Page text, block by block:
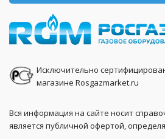
Исключительно
магазине Rosgazmarket.ru
Вся информация на сайте носит
является публичной офертой,